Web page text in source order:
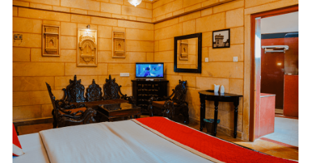
飯店設施
繁體中文
繁體中文
English